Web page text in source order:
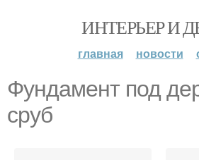
ИНТЕРЬЕР И
главная новости
Фундамент под
сруб